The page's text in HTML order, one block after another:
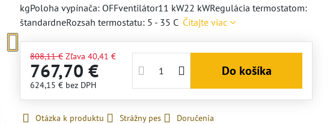
kgPoloha vypínača: OFFventilátor11 kW22 kWRegulácia termostatom:
štandardneRozsah termostatu: 5 - 35 C Čítajte viac
808,11 € Zľava 40,41 €
767,70 €
624,15 € bez DPH
Do košíka
Otázka k produktu Strážny pes Doručenia